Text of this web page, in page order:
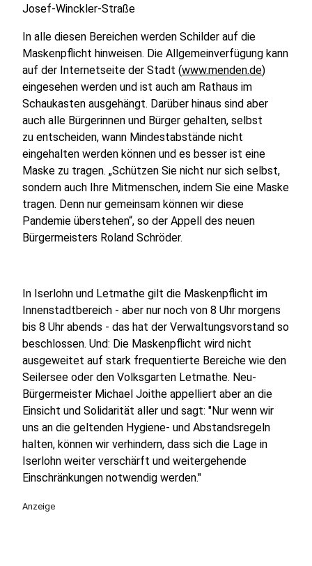
Josef-Winckler-Straße
In alle diesen Bereichen werden Schilder auf die
Maskenpflicht hinweisen. Die Allgemeinverfügung kann
auf der Internetseite der Stadt (www.menden.de)
eingesehen werden und ist auch am Rathaus im
Schaukasten ausgehängt. Darüber hinaus sind aber
auch alle Bürgerinnen und Bürger gehalten, selbst
zu entscheiden, wann Mindestabstände nicht
eingehalten werden können und es besser ist eine
Maske zu tragen. „Schützen Sie nicht nur sich selbst,
sondern auch Ihre Mitmenschen, indem Sie eine Maske
tragen. Denn nur gemeinsam können wir diese
Pandemie überstehen“, so der Appell des neuen
Bürgermeisters Roland Schröder.
In Iserlohn und Letmathe gilt die Maskenpflicht im
Innenstadtbereich - aber nur noch von 8 Uhr morgens
bis 8 Uhr abends - das hat der Verwaltungsvorstand so
beschlossen. Und: Die Maskenpflicht wird nicht
ausgeweitet auf stark frequentierte Bereiche wie den
Seilersee oder den Volksgarten Letmathe. Neu-
Bürgermeister Michael Joithe appelliert aber an die
Einsicht und Solidarität aller und sagt: "Nur wenn wir
uns an die geltenden Hygiene- und Abstandsregeln
halten, können wir verhindern, dass sich die Lage in
Iserlohn weiter verschärft und weitergehende
Einschränkungen notwendig werden."
Anzeige